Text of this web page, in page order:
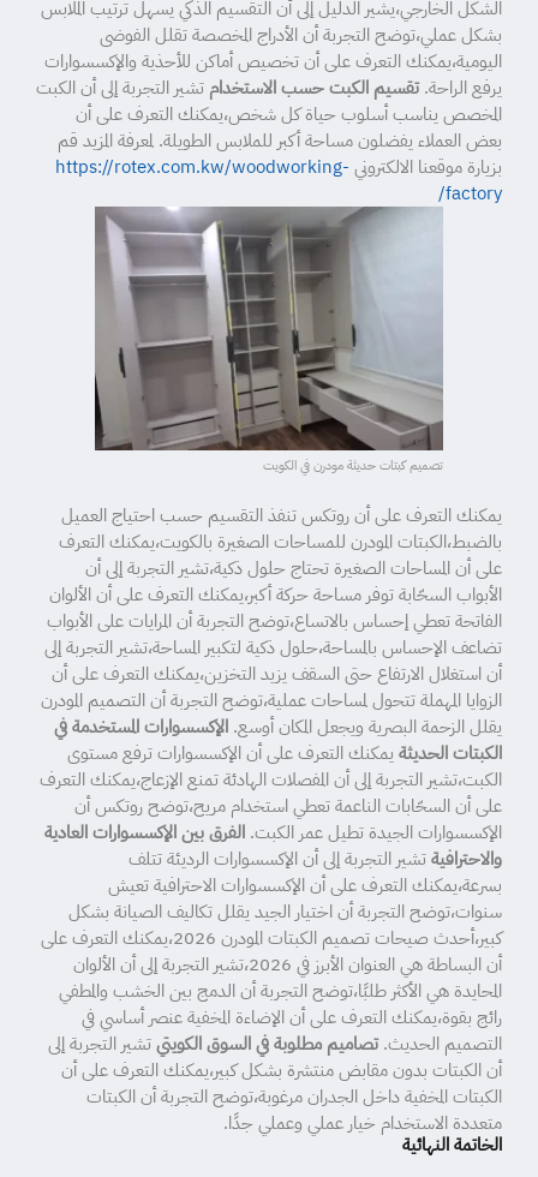
الشكل الخارجي،يشير الدليل إلى أن التقسيم الذكي يسهل ترتيب الملابس
بشكل عملي،توضح التجربة أن الأدراج المخصصة تقلل الفوضى
اليومية،يمكنك التعرف على أن تخصيص أماكن للأحذية والإكسسوارات
يرفع الراحة.تقسيم الكبت حسب الاستخدام تشير التجربة إلى أن الكبت
المخصص يناسب أسلوب حياة كل شخص،يمكنك التعرف على أن
بعض العملاء يفضلون مساحة أكبر للملابس الطويلة. لمعرفة المزيد قم
بزيارة موقعنا الالكتروني https://rotex.com.kw/woodworking-
factory/
تصميم كبتات حديثة مودرن في الكويت
يمكنك التعرف على أن روتكس تنفذ التقسيم حسب احتياج العميل
بالضبط،الكبتات المودرن للمساحات الصغيرة بالكويت،يمكنك التعرف
على أن المساحات الصغيرة تحتاج حلول ذكية،تشير التجربة إلى أن
الأبواب السحّابة توفر مساحة حركة أكبر،يمكنك التعرف على أن الألوان
الفاتحة تعطي إحساس بالاتساع،توضح التجربة أن المرايات على الأبواب
تضاعف الإحساس بالمساحة،حلول ذكية لتكبير المساحة،تشير التجربة إلى
أن استغلال الارتفاع حتى السقف يزيد التخزين،يمكنك التعرف على أن
الزوايا المهملة تتحول لمساحات عملية،توضح التجربة أن التصميم المودرن
يقلل الزحمة البصرية ويجعل المكان أوسع. الإكسسوارات المستخدمة في
الكبتات الحديثة يمكنك التعرف على أن الإكسسوارات ترفع مستوى
الكبت،تشير التجربة إلى أن المفصلات الهادئة تمنع الإزعاج،يمكنك التعرف
على أن السحّابات الناعمة تعطي استخدام مريح،توضح روتكس أن
الإكسسوارات الجيدة تطيل عمر الكبت. الفرق بين الإكسسوارات العادية
والاحترافيةتشير التجربة إلى أن الإكسسوارات الرديئة تتلف
بسرعة،يمكنك التعرف على أن الإكسسوارات الاحترافية تعيش
سنوات،توضح التجربة أن اختيار الجيد يقلل تكاليف الصيانة بشكل
كبير،أحدث صيحات تصميم الكبتات المودرن 2026،يمكنك التعرف على
أن البساطة هي العنوان الأبرز في 2026،تشير التجربة إلى أن الألوان
المحايدة هي الأكثر طلبًا،توضح التجربة أن الدمج بين الخشب والمطفي
رائج بقوة،يمكنك التعرف على أن الإضاءة المخفية عنصر أساسي في
التصميم الحديث.تصاميم مطلوبة في السوق الكويتيتشير التجربة إلى
أن الكبتات بدون مقابض منتشرة بشكل كبير،يمكنك التعرف على أن
الكبتات المخفية داخل الجدران مرغوبة،توضح التجربة أن الكبتات
متعددة الاستخدام خيار عملي وعملي جدًا.
الخاتمة النهائية